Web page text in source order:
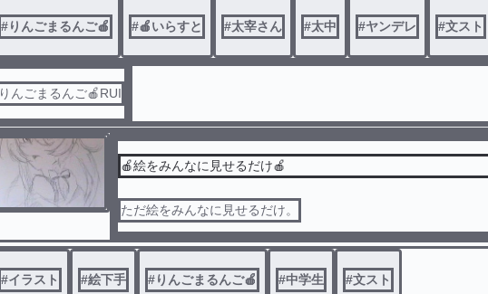
#りんごまるんご🍎 #🍎いらすと #太宰さん #太中 #ヤンデレ #文スト
りんごまるんご🍎RUI
🍎絵をみんなに見せるだけ🍎
ただ絵をみんなに見せるだけ。
#イラスト #絵下手 #りんごまるんご🍎 #中学生 #文スト